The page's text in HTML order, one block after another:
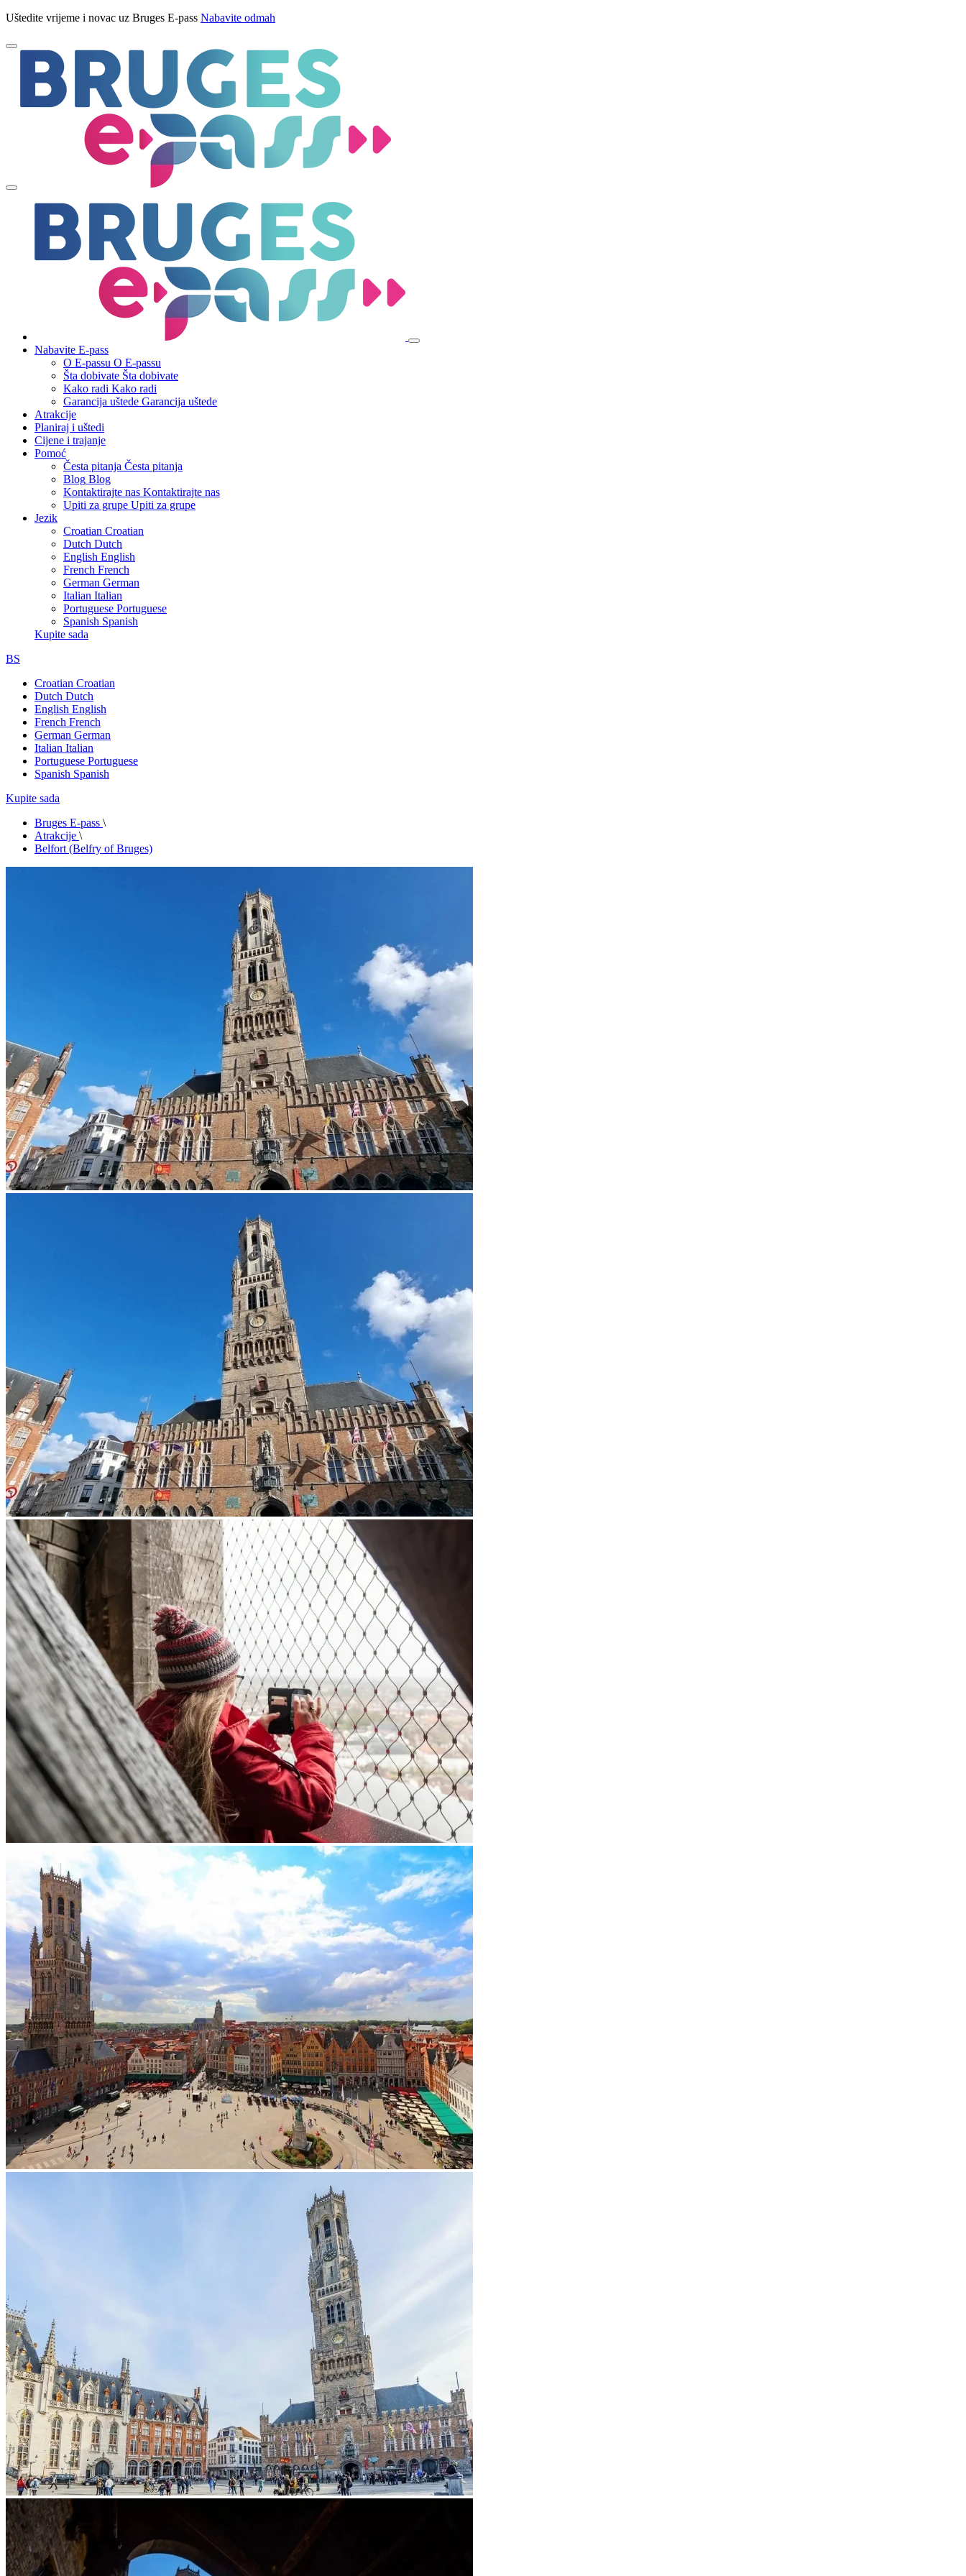
Uštedite vrijeme i novac uz Bruges E-pass Nabavite odmah
Nabavite E-pass
O E-passu O E-passu
Šta dobivate Šta dobivate
Kako radi Kako radi
Garancija uštede Garancija uštede
Atrakcije
Planiraj i uštedi
Cijene i trajanje
Pomoć
Česta pitanja Česta pitanja
Blog Blog
Kontaktirajte nas Kontaktirajte nas
Upiti za grupe Upiti za grupe
Jezik
Croatian Croatian
Dutch Dutch
English English
French French
German German
Italian Italian
Portuguese Portuguese
Spanish Spanish
Kupite sada
BS
Croatian Croatian
Dutch Dutch
English English
French French
German German
Italian Italian
Portuguese Portuguese
Spanish Spanish
Kupite sada
Bruges E-pass \
Atrakcije \
Belfort (Belfry of Bruges)